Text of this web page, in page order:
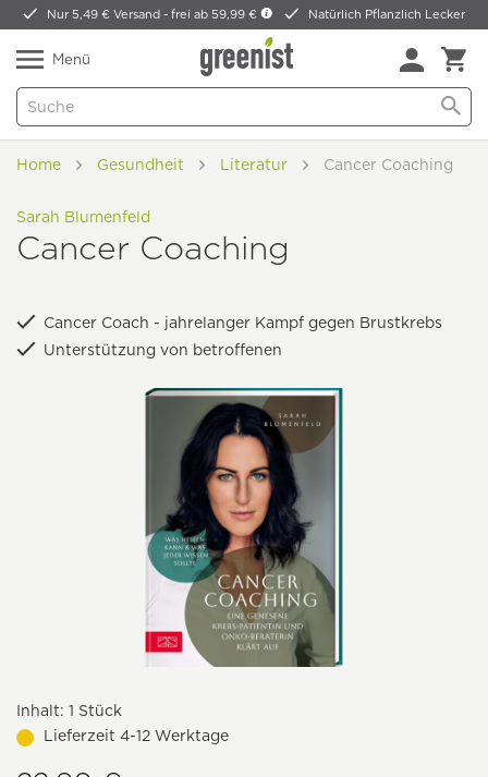
Nur 5,49 € Versand -frei ab 59,99 € Natürlich Pflanzlich Lecker
Menü
Home Gesundheit Literatur Cancer Coaching
Sarah Blumenfeld
Cancer Coaching
Cancer Coach - jahrelanger Kampf gegen Brustkrebs
Unterstützung von betroffenen
Inhalt: 1 Stück
Lieferzeit 4-12 Werktage